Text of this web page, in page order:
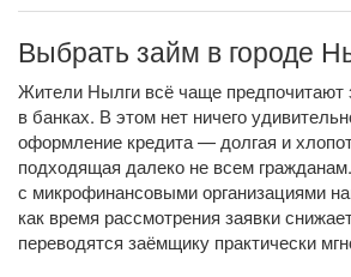
Выбрать займ в городе
Жители Нылги всё чаще предпочитают
в банках. В этом нет ничего
оформление кредита — долгая и
подходящая далеко не всем
с микрофинансовыми организациями
как время рассмотрения заявки
переводятся заёмщику практически